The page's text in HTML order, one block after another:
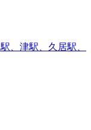
、津駅、久居駅、